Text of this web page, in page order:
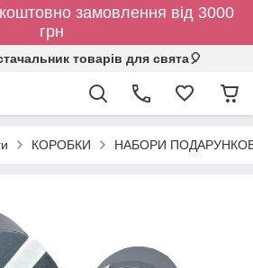
замовлення від 3000
грн
товарів для свята🎈
КОРОБКИ НАБОРИ